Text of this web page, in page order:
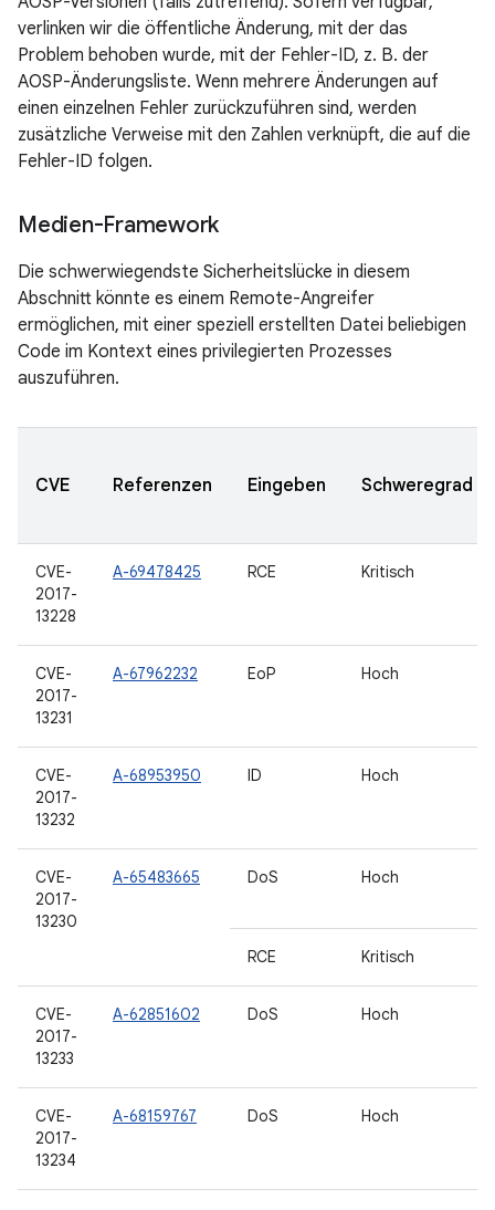
verlinken wir die öffentliche Änderung, mit der das
Problem behoben wurde, mit der Fehler-ID, z. B. der
AOSP-Änderungsliste. Wenn mehrere Änderungen auf
einen einzelnen Fehler zurückzuführen sind, werden
zusätzliche Verweise mit den Zahlen verknüpft, die auf die
Fehler-ID folgen.
Medien-Framework
Die schwerwiegendste Sicherheitslücke in diesem
Abschnitt könnte es einem Remote-Angreifer
ermöglichen, mit einer speziell erstellten Datei beliebigen
Code im Kontext eines privilegierten Prozesses
auszuführen.
CVE Referenzen Eingeben Schweregrad
CVE-
2017-
13228
A-69478425 RCE Kritisch
CVE-
2017-
13231
A-67962232 EoP Hoch
CVE-
2017-
13232
A-68953950 ID Hoch
CVE-
2017-
13230
A-65483665 DoS Hoch
RCE Kritisch
CVE-
2017-
13233
A-62851602 DoS Hoch
CVE-
2017-
13234
A-68159767 DoS Hoch